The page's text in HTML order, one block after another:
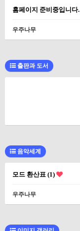
홈페이지 준비중입니다.
우주나무
출판과 도서
음악세계
모드 환산표 (1)
우주나무